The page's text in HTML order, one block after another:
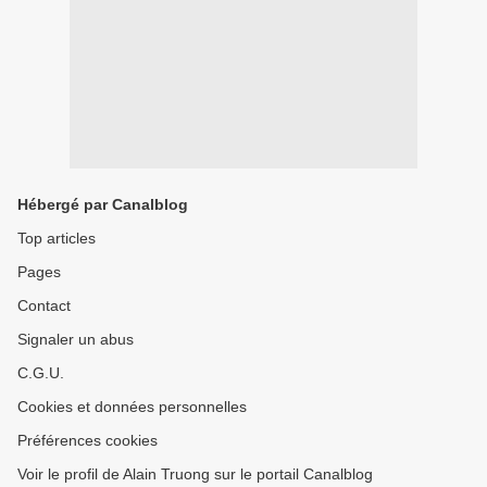
Hébergé par Canalblog
Top articles
Pages
Contact
Signaler un abus
C.G.U.
Cookies et données personnelles
Préférences cookies
Voir le profil de Alain Truong sur le portail Canalblog